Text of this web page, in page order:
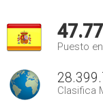
Puesto
Clasifica